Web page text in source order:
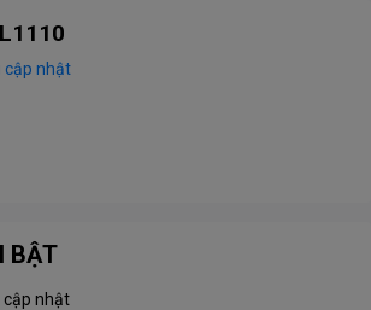
cập nhật
BẬT
cập nhật